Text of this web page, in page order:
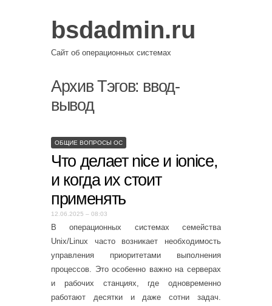
bsdadmin.ru
Сайт об операционных системах
Архив Тэгов: ввод-
вывод
ОБЩИЕ ВОПРОСЫ ОС
Что делает nice и ionice,
и когда их стоит
применять
12.06.2025 – 08:03
В операционных системах семейства
Unix/Linux часто возникает необходимость
управления приоритетами выполнения
процессов. Это особенно важно на серверах
и рабочих станциях, где одновременно
работают десятки и даже сотни задач.